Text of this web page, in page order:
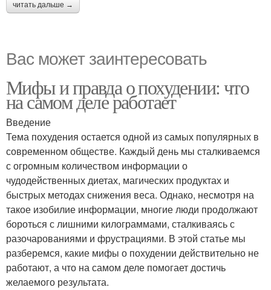
читать дальше →
Вас может заинтересовать
Мифы и правда о похудении: что
на самом деле работает
Введение
Тема похудения остается одной из самых популярных в
современном обществе. Каждый день мы сталкиваемся
с огромным количеством информации о
чудодейственных диетах, магических продуктах и
быстрых методах снижения веса. Однако, несмотря на
такое изобилие информации, многие люди продолжают
бороться с лишними килограммами, сталкиваясь с
разочарованиями и фрустрациями. В этой статье мы
разберемся, какие мифы о похудении действительно не
работают, а что на самом деле помогает достичь
желаемого результата.